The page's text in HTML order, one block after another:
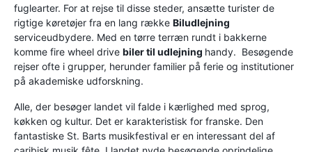
fuglearter. For at rejse til disse steder, ansætte turister de
rigtige køretøjer fra en lang række Biludlejning
serviceudbydere. Med en tørre terræn rundt i bakkerne
komme fire wheel drive biler til udlejning handy. Besøgende
rejser ofte i grupper, herunder familier på ferie og institutioner
på akademiske udforskning.
Alle, der besøger landet vil falde i kærlighed med sprog,
køkken og kultur. Det er karakteristisk for franske. Den
fantastiske St. Barts musikfestival er en interessant del af